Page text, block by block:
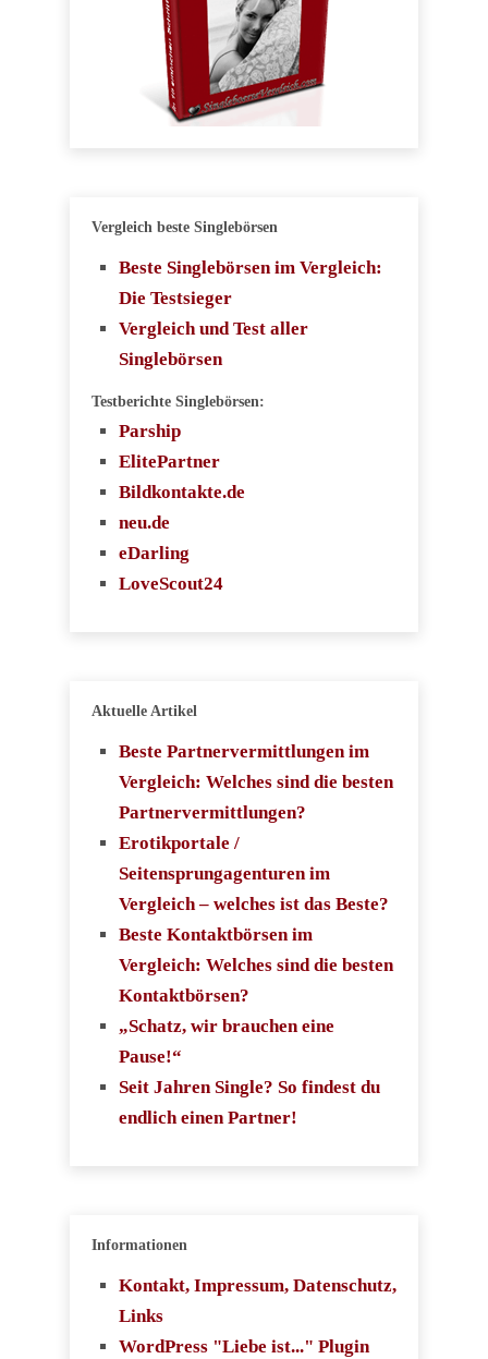
Vergleich beste Singlebörsen
Beste Singlebörsen im Vergleich:
Die Testsieger
Vergleich und Test aller
Singlebörsen
Testberichte Singlebörsen:
Parship
ElitePartner
Bildkontakte.de
neu.de
eDarling
LoveScout24
Aktuelle Artikel
Beste Partnervermittlungen im
Vergleich: Welches sind die besten
Partnervermittlungen?
Erotikportale /
Seitensprungagenturen im
Vergleich – welches ist das Beste?
Beste Kontaktbörsen im
Vergleich: Welches sind die besten
Kontaktbörsen?
„Schatz, wir brauchen eine
Pause!“
Seit Jahren Single? So findest du
endlich einen Partner!
Informationen
Kontakt, Impressum, Datenschutz,
Links
WordPress "Liebe ist..." Plugin